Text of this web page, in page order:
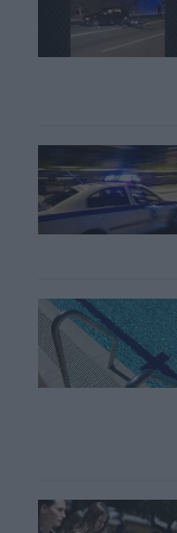
Διακινούσαν
Τραγωδία
Στα ύψη το